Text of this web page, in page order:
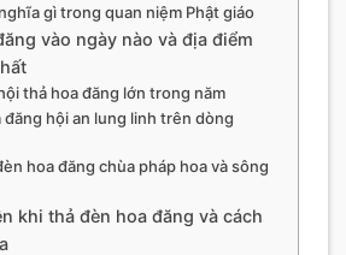
gì trong quan niệm Phật giáo
vào ngày nào và địa điểm
thả hoa đăng lớn trong năm
đăng hội an lung linh trên dòng
hoa đăng chùa pháp hoa và sông
khi thả đèn hoa đăng và cách